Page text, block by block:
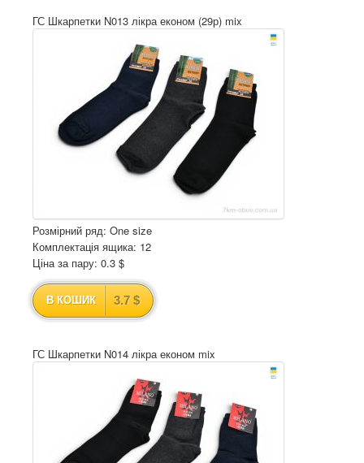
ГС Шкарпетки N013 лікра економ (29р) mix
Розмірний ряд: One size
Комплектація ящика: 12
Ціна за пару: 0.3 $
В КОШИК 3.7 $
ГС Шкарпетки N014 лікра економ mix